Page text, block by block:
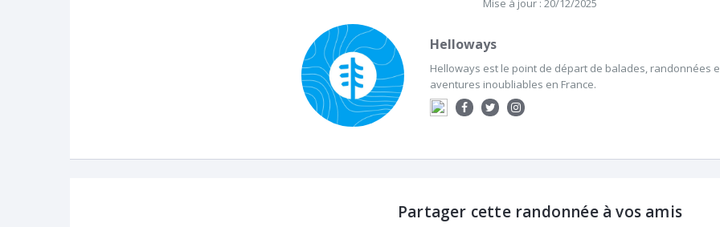
Mise à jour : 20/12/2025
Helloways
Helloways est le point de départ de balades, randonnées
aventures inoubliables en France.
Partager cette randonnée à vos amis